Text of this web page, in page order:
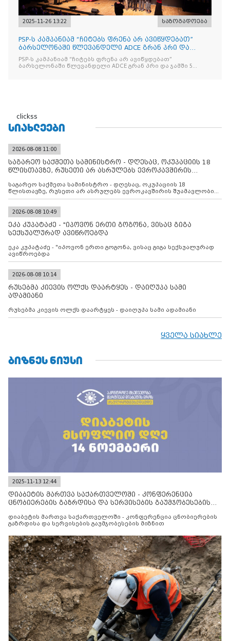
2025-11-26 13:22 საზოგადოება
PSP-ს კამპანიამ “ჩიტებს ფრენა არ ავიწყდებათ”
ბარსელონაში წლევანდელი ADCE გრან პრი და
ჯამში 5 ჯილდო მ
PSP-ს კამპანიამ “ჩიტებს ფრენა არ ავიწყდებათ”
ბარსელონაში წლევანდელი ADCE გრან პრი და ჯამში 5
clickss
ᲡᲘᲐᲮᲚᲔᲔᲑᲘ
2026-08-08 11:00
საგარეო საქმეთა სამინისტრო - დღესაც, ოკუპაციის 18
წლისთავზე, რუსეთი არ ასრულებს ევროკავშირის
საგარეო საქმეთა სამინისტრო - დღესაც, ოკუპაციის 18
წლისთავზე, რუსეთი არ ასრულებს ევროკავშირის შუამავლობით
დადებულ 2008 წლის 12 აგვისტოს ცეცხლის შეწყვეტის
კონტროლს ოკუპირებულ რეგიონებში, აგრძელებს მათი
მილიტარიზაციის პროცესს და აქტიურად დგამს ნაბიჯებს მათი
ფაქტობრივი ანექსიისკენ
2026-08-08 10:49
ეკა კუპატაძე - "იპოვონ ერთი გოგონა, ვისაც გიგა
სექსუალურად ავიწროებდა
ეკა კუპატაძე - "იპოვონ ერთი გოგონა, ვისაც გიგა სექსუალურად
ავიწროებდა
2026-08-08 10:14
რუსებმა კიევის ოლქს დაარტყეს - დაიღუპა სამი
ადამიანი
რუსებმა კიევის ოლქს დაარტყეს - დაიღუპა სამი ადამიანი
ყველა სიახლე
ᲑᲘᲖᲜᲔᲡ ᲜᲘᲣᲡᲘ
2025-11-13 12:44
დიაბეტის მართვა საქართველოში - კონფერენცია
ცნობიერების გაზრდისა და სერვისების გაუმჯობესების
დიაბეტის მართვა საქართველოში - კონფერენცია ცნობიერების
გაზრდისა და სერვისების გაუმჯობესების მიზნით